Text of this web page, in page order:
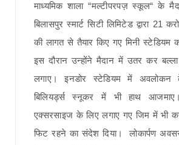
माध्यमिक शाला “मल्टीपरपज़ स्कूल“ के
बिलासपुर स्मार्ट सिटी लिमिटेड द्वारा 21
की लागत से तैयार किए गए मिनी स्टेडियम
इस दौरान उन्होंने मैदान में उतर कर
लगाए। इनडोर स्टेडियम में अवलोकन
बिलियर्ड्स स्नूकर में भी हाथ
एक्सरसाइज के लिए लगाए गए जिम में भी
फिट रहने का संदेश दिया। लोकार्पण